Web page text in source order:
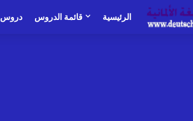
الرئيسية قائمة الدروس دروس A1